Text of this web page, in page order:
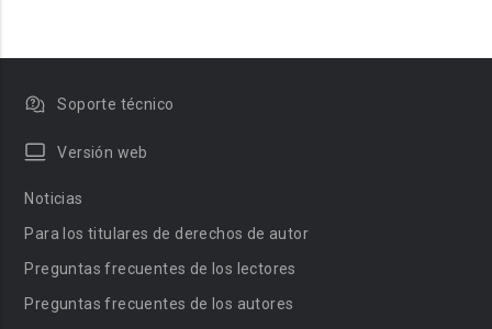
Soporte técnico
Versión web
Noticias
Para los titulares de derechos de autor
Preguntas frecuentes de los lectores
Preguntas frecuentes de los autores